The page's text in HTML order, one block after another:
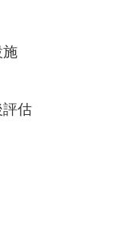
施
評估